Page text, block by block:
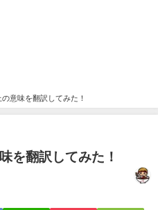
の意味を翻訳してみた！
を翻訳してみた！